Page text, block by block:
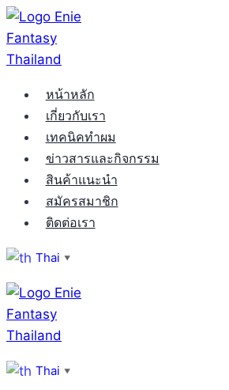
Skip
to
content
หน้าหลัก
เกี่ยวกับเรา
เทคนิคทำผม
ข่าวสารและกิจกรรม
สินค้าแนะนำ
สมัครสมาชิก
ติดต่อเรา
Thai ▼
Thai ▼